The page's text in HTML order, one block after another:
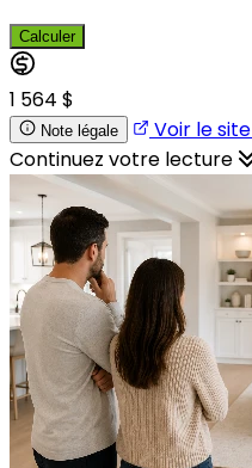
Calculer
1 564 $
Note légale Voir le site
Continuez votre lecture